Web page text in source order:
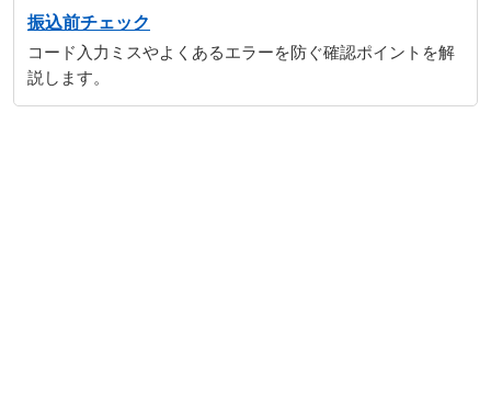
振込前チェック
コード入力ミスやよくあるエラーを防ぐ確認ポイントを解
説します。